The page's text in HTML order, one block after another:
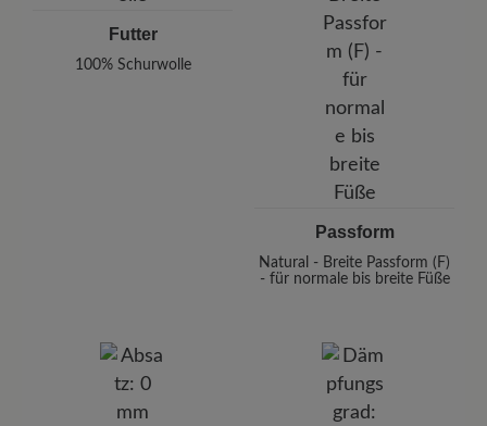
Futter
100% Schurwolle
Passform
Natural - Breite Passform (F)
- für normale bis breite Füße